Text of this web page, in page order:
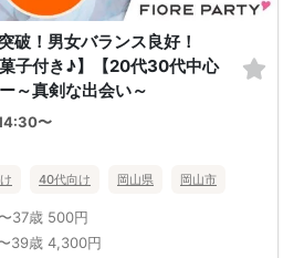
破！男女バランス良好！
菓子付き♪】【20代30代中心
～真剣な出会い～
〜
40代向け 岡山県 岡山市
37歳 500円
39歳 4,300円